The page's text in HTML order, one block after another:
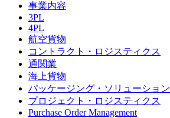
事業内容
3PL
4PL
航空貨物
コントラクト・ロジスティクス
通関業
海上貨物
パッケージング・ソリューション
プロジェクト・ロジスティクス
Purchase Order Management